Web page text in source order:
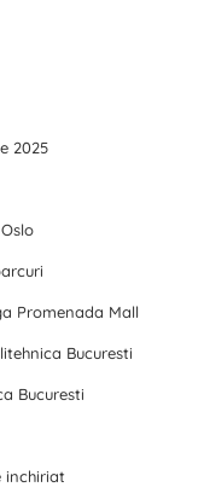
2025
Promenada Mall
Bucuresti
Bucuresti
inchiriat